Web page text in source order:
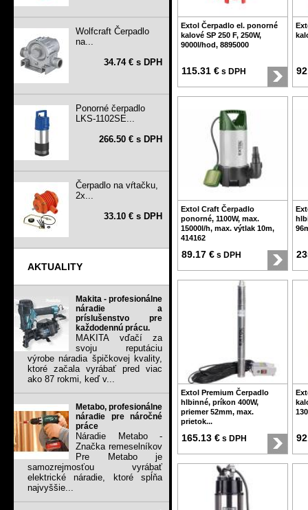
Wolfcraft Čerpadlo
na...
34.74 € s DPH
Ponorné čerpadlo
LKS-1102SE...
266.50 € s DPH
Čerpadlo na vŕtačku,
2x...
33.10 € s DPH
AKTUALITY
Makita - profesionálne
náradie a
príslušenstvo pre
každodennú prácu.
MAKITA vďačí za
svoju reputáciu
výrobe náradia špičkovej kvality,
ktoré začala vyrábať pred viac
ako 87 rokmi, keď v...
Metabo, profesionálne
náradie pre náročné
práce
Náradie Metabo -
Značka remeselníkov
Pre Metabo je
samozrejmosťou vyrábať
elektrické náradie, ktoré spĺňa
najvyššie...
Extol Čerpadlo el. ponorné
kalové SP 250 F, 250W,
9000l/hod, 8895000
115.31 € s DPH
Extol Craft Čerpadlo
ponorné, 1100W, max.
15000l/h, max. výtlak 10m,
414162
89.17 € s DPH
Extol Premium Čerpadlo
hlbinné, príkon 400W,
priemer 52mm, max.
prietok...
165.13 € s DPH